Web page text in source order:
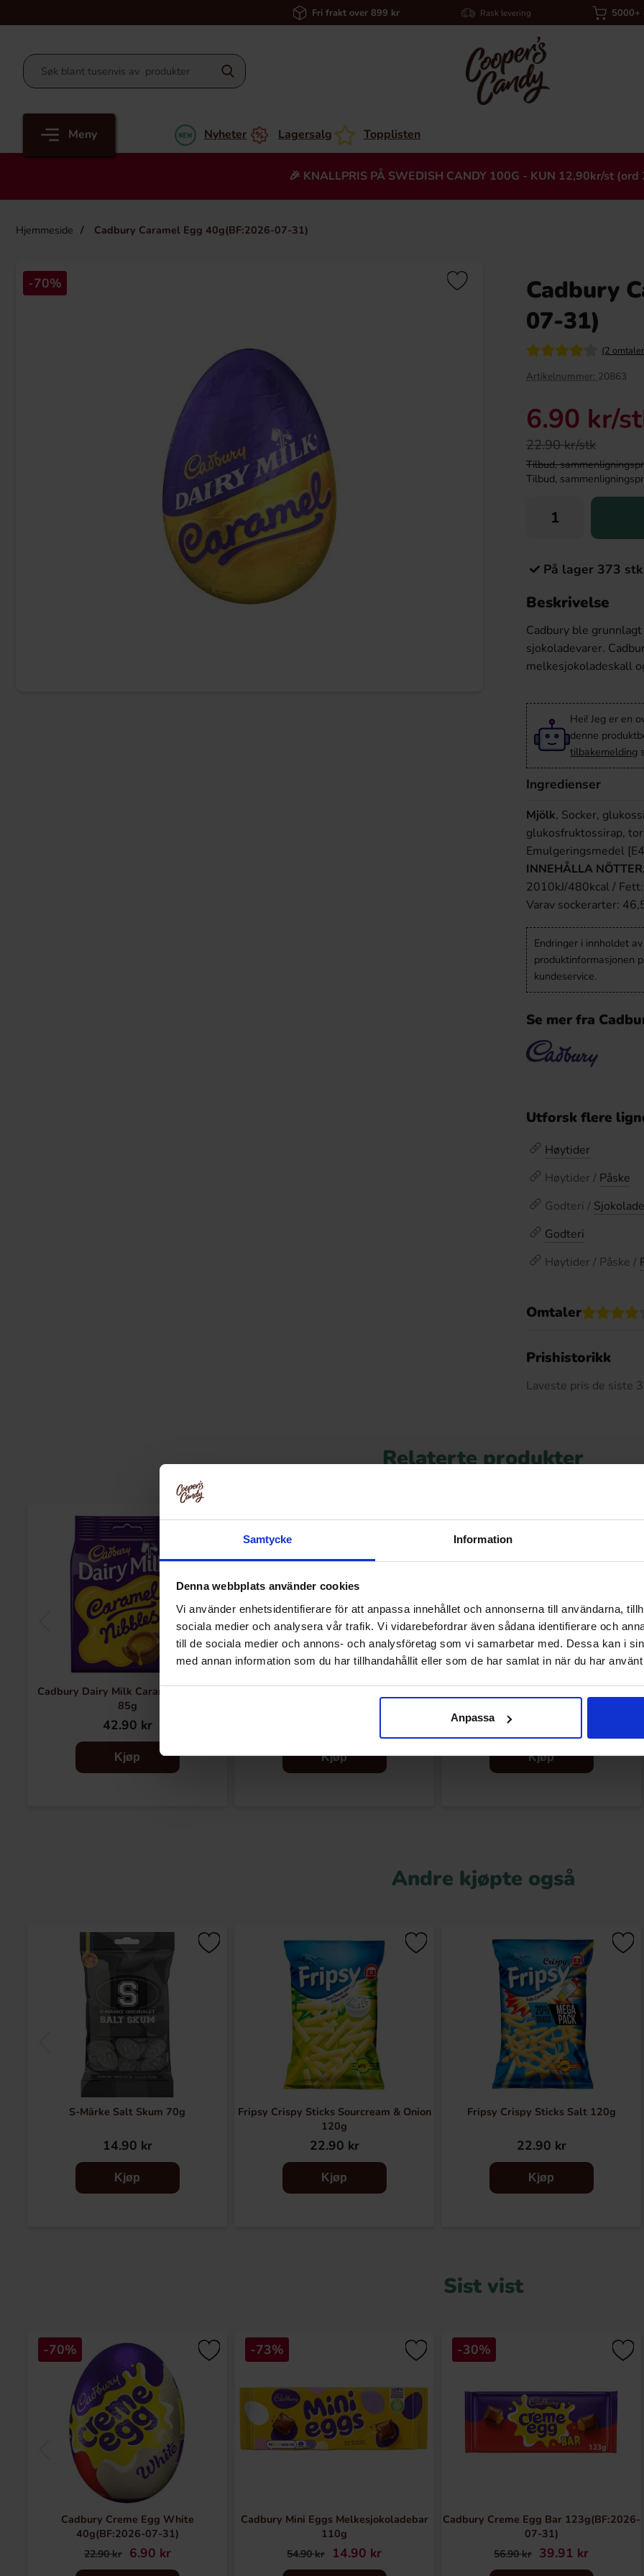
Samtycke Information
Denna webbplats använder cookies
Vi använder enhetsidentifierare för att anpassa innehållet och annonserna till användarna,
sociala medier och analysera vår trafik. Vi vidarebefordrar även sådana identifierare och
till de sociala medier och annons- och analysföretag som vi samarbetar med. Dessa kan i
med annan information som du har tillhandahållit eller som de har samlat in när du har
Anpassa
Fri frakt over 899 kr Rask levering 5000+
Meny Nyheter Lagersalg Topplisten
🎉 KNALLPRIS PÅ SWEDISH CANDY 100G - KUN 12,90kr/st (ord
Hjemmeside Cadbury Caramel Egg 40g(BF:2026-07-31)
Heading
Arla Mjukglassmix Laktosfri 2L
-55%
Marabou Sjokoladebar Mintkrokant
160g
50.90 kr
Köp
Red Bull Green Drakfrukt 25cl
38.90 kr
-70%
Cadbury
07-31)
(2
Artikelnummer: 20863
6.90 kr/
22.90 kr/stk
Tilbud,
Tilbud,
På lager 373 stk
Beskrivelse
Cadbury ble
sjokoladevarer.
melkesjokoladeskall
Hei! Jeg er en
denne
tilbakemelding
Ingredienser
Mjölk, Socker,
glukosfruktossirap,
Emulgeringsmedel
INNEHÅLLA
2010kJ/480kcal /
Varav sockerarter:
Endringer i innholdet
produktinformasjonen
kundeservice.
Se mer fra
Utforsk flere
Høytider
Høytider / Påske
Godteri / Sjokolade
Godteri
Høytider / Påske /
Omtaler
Prishistorikk
Laveste pris de siste
Relaterte produkter
Cadbury Dairy Milk Caramel Nibbles
85g
42.90 kr
Kjøp
Toblerone 100g
Kjøp
Cadbury Twirl 43g
Kjøp
Andre kjøpte også
S-Märke Salt Skum 70g
14.90 kr
Kjøp
Fripsy Crispy Sticks Sourcream & Onion
120g
22.90 kr
Kjøp
Fripsy Crispy Sticks Salt 120g
22.90 kr
Kjøp
Sist vist
-70%
Cadbury Creme Egg White
40g(BF:2026-07-31)
22.90 kr 6.90 kr
-73%
Cadbury Mini Eggs Melkesjokoladebar
110g
54.90 kr 14.90 kr
-30%
Cadbury Creme Egg Bar 123g(BF:2026-
07-31)
56.90 kr 39.91 kr